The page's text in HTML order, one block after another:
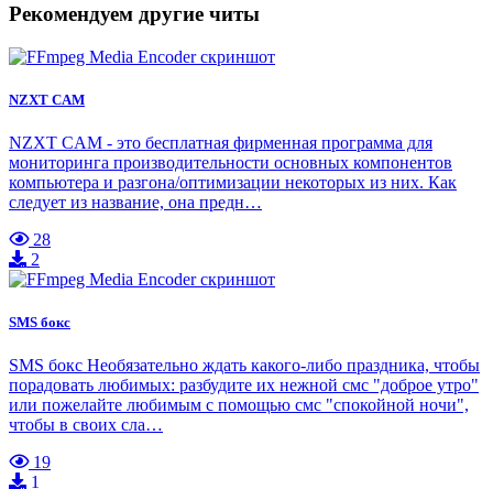
Рекомендуем другие читы
NZXT CAM
NZXT CAM - это бесплатная фирменная программа для
мониторинга производительности основных компонентов
компьютера и разгона/оптимизации некоторых из них. Как
следует из название, она предн…
28
2
SMS бокс
SMS бокс Необязательно ждать какого-либо праздника, чтобы
порадовать любимых: разбудите их нежной смс "доброе утро"
или пожелайте любимым с помощью смс "спокойной ночи",
чтобы в своих сла…
19
1